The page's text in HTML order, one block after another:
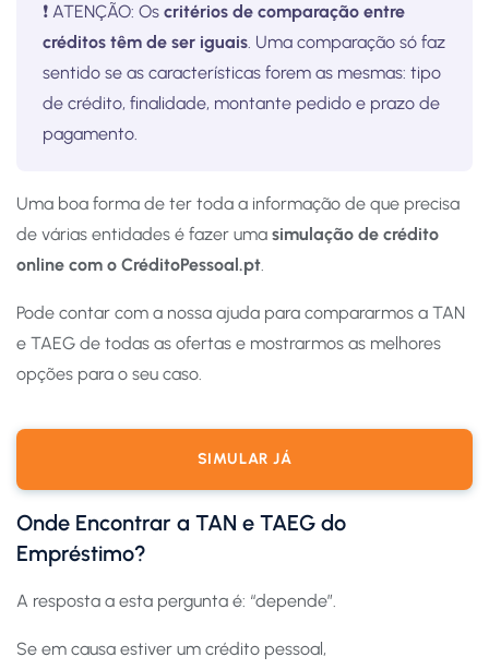
❗️ ATENÇÃO: Os critérios de comparação entre
créditos têm de ser iguais. Uma comparação só faz
sentido se as características forem as mesmas: tipo
de crédito, finalidade, montante pedido e prazo de
pagamento.
Uma boa forma de ter toda a informação de que precisa
de várias entidades é fazer uma simulação de crédito
online com o CréditoPessoal.pt.
Pode contar com a nossa ajuda para compararmos a TAN
e TAEG de todas as ofertas e mostrarmos as melhores
opções para o seu caso.
SIMULAR JÁ
Onde Encontrar a TAN e TAEG do
Empréstimo?
A resposta a esta pergunta é: “depende”.
Se em causa estiver um crédito pessoal,